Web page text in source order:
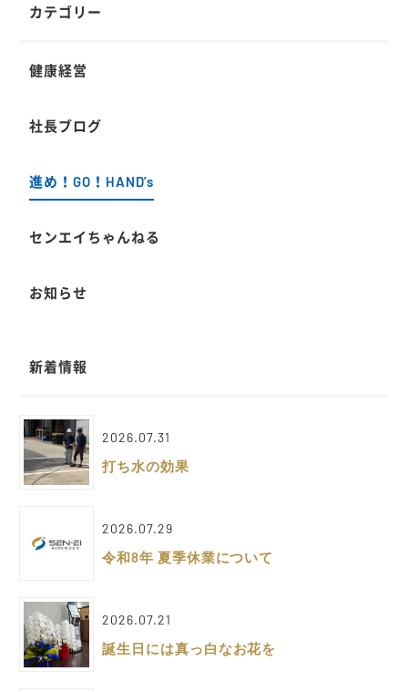
カテゴリー
健康経営
社長ブログ
進め！GO！HAND’s
センエイちゃんねる
お知らせ
新着情報
2026.07.31
打ち水の効果
2026.07.29
令和8年 夏季休業について
2026.07.21
誕生日には真っ白なお花を